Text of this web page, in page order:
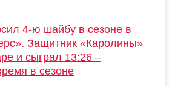
4-ю шайбу в сезоне в
Защитник «Каролины»
и сыграл 13:26 –
в сезоне